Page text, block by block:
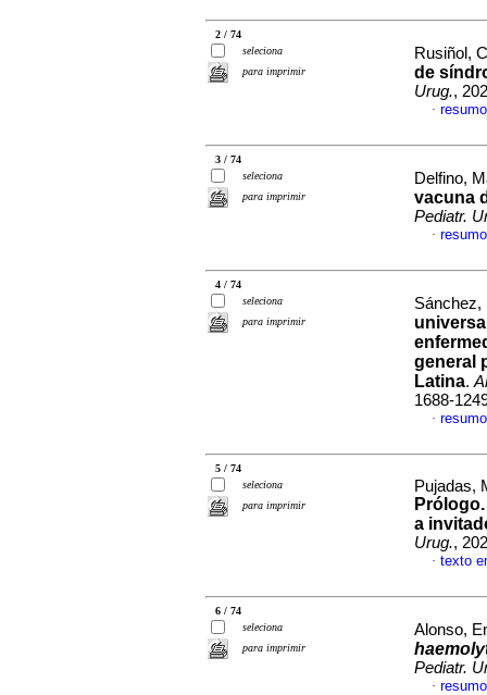
2 / 74
seleciona
para imprimir
Rusiñol,
de
Urug.,
·
3 / 74
seleciona
para imprimir
Delfino,
vacuna
Pediatr.
·
4 / 74
seleciona
para imprimir
general
Latina.
1688-
·
5 / 74
seleciona
para imprimir
Pujadas,
a
Urug.,
· texto
6 / 74
seleciona
para imprimir
Alonso,
Pediatr.
·